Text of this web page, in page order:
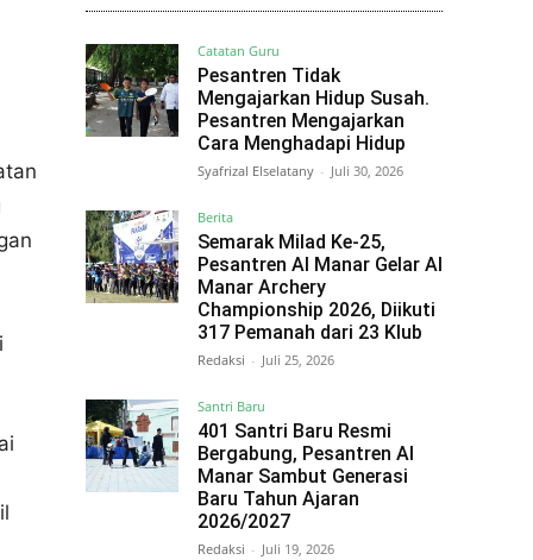
Catatan Guru
Pesantren Tidak
Mengajarkan Hidup Susah.
Pesantren Mengajarkan
Cara Menghadapi Hidup
Syafrizal Elselatany - Juli 30, 2026
Berita
Semarak Milad Ke-25,
Pesantren Al Manar Gelar Al
Manar Archery
Championship 2026, Diikuti
317 Pemanah dari 23 Klub
Redaksi - Juli 25, 2026
Santri Baru
401 Santri Baru Resmi
Bergabung, Pesantren Al
Manar Sambut Generasi
Baru Tahun Ajaran
2026/2027
Redaksi - Juli 19, 2026